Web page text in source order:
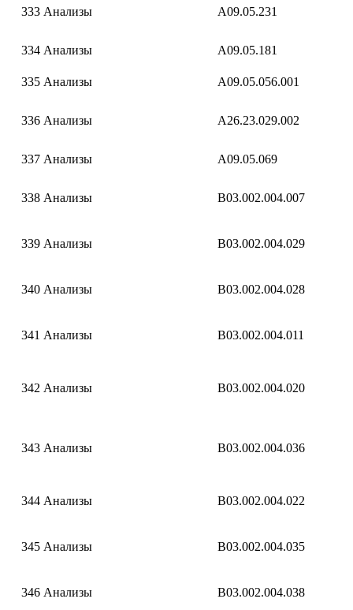
333 Анализы A09.05.231
334 Анализы A09.05.181
335 Анализы A09.05.056.001
336 Анализы A26.23.029.002
337 Анализы A09.05.069
338 Анализы B03.002.004.007
339 Анализы B03.002.004.029
340 Анализы B03.002.004.028
341 Анализы B03.002.004.011
342 Анализы B03.002.004.020
343 Анализы B03.002.004.036
344 Анализы B03.002.004.022
345 Анализы B03.002.004.035
346 Анализы B03.002.004.038